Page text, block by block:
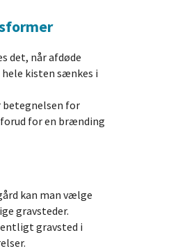
det, når afdøde
kisten sænkes i
for
for en brænding
kan man vælge
gravsteder.
gravsted i